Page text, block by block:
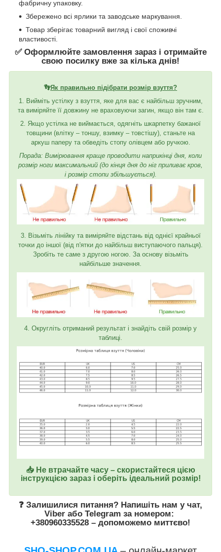
фабричну упаковку.
Збережено всі ярлики та заводське маркування.
Товар зберігає товарний вигляд і свої споживчі
властивості.
✅ Оформлюйте замовлення зараз і отримайте
свою посилку вже за кілька днів!
👣Як правильно підібрати розмір взуття?
1. Вийміть устілку з взуття, яке для вас є найбільш зручним,
та виміряйте її довжину не враховуючи загин, якщо він там є.
2. Якщо устілка не виймається, одягніть шкарпетку бажаної
товщини (влітку – тоншу, взимку – товстішу), станьте на
аркуш паперу та обведіть стопу олівцем або ручкою.
Порада: Вимірювання краще проводити наприкінці дня, коли
розмір ноги максимальний (до кінця дня до ніг приливає кров,
і розмір стопи збільшується).
3. Візьміть лінійку та виміряйте відстань від однієї крайньої
точки до іншої (від п'ятки до найбільш виступаючого пальця).
Зробіть те саме з другою ногою. За основу візьміть
найбільше значення.
4. Округліть отриманий результат і знайдіть свій розмір у
таблиці.
📥 Не втрачайте часу – скористайтеся цією
інструкцією зараз і оберіть ідеальний розмір!
❓ Залишилися питання? Напишіть нам у чат,
Viber або Telegram за номером:
+380960335528 – допоможемо миттєво!